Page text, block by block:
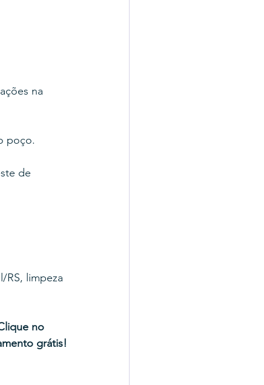
na
poço.
de
RS, limpeza
no
grátis!